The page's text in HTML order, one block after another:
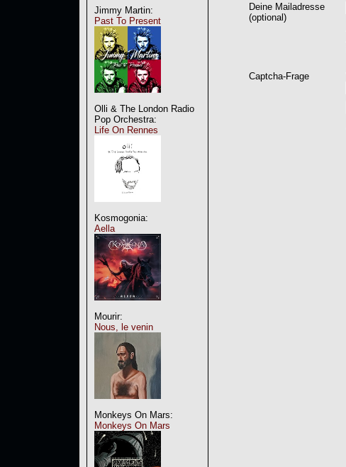
Jimmy Martin:
Past To Present
Olli & The London Radio
Pop Orchestra:
Life On Rennes
Kosmogonia:
Aella
Mourir:
Nous, le venin
Monkeys On Mars:
Monkeys On Mars
Deine Mailadresse
(optional)
Captcha-Frage